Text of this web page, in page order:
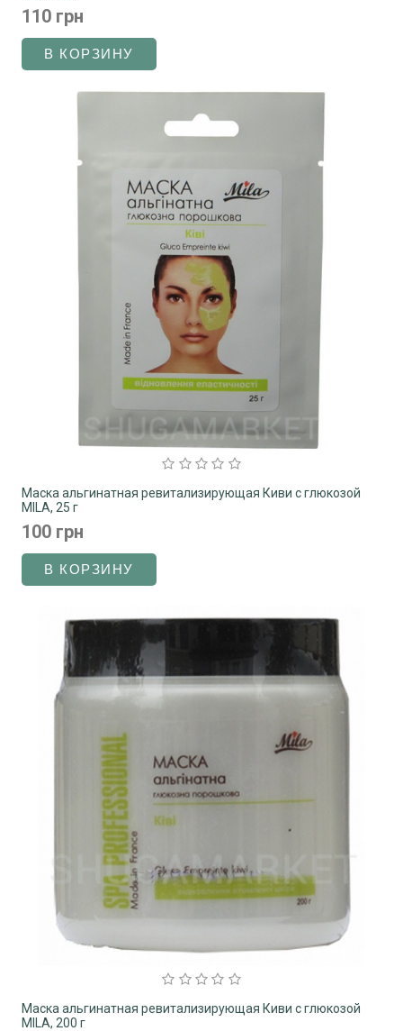
110 грн
Маска альгинатная ревитализирующая Киви с глюкозой
MILA, 25 г
100 грн
Маска альгинатная ревитализирующая Киви с глюкозой
MILA, 200 г